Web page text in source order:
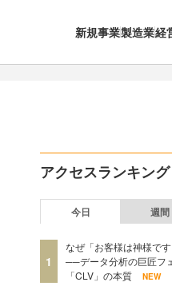
新規事業製造業経
アクセスランキング
今日 週間
1
なぜ「お客様は神様で
──データ分析の巨匠フ
「CLV」の本質
NEW